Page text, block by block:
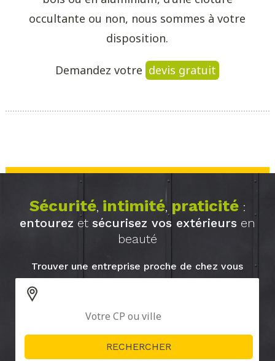
occultante ou non, nous sommes à votre
disposition.
Demandez votre devis gratuit
Sécurité, intimité, praticité:
entourez et sécurisez vos extérieurs en
beauté
Trouver une entreprise proche de chez vous